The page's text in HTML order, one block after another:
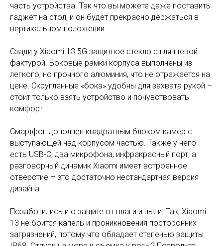
часть устройства. Так что вы можете даже поставить
гаджет на стол, и он будет прекрасно держаться в
вертикальном положении.
Сзади у Xiaomi 13 5G защитное стекло с глянцевой
фактурой. Боковые рамки корпуса выполнены из
легкого, но прочного алюминия, что не отражается на
цене. Скругленные «бока» удобны для захвата рукой –
стоит только взять устройство и почувствовать
комфорт.
Смартфон дополнен квадратным блоком камер с
выступающей над корпусом частью. Также у него
есть USB-C, два микрофона, инфракрасный порт, а
разговорный динамик Xiaomi имеет встроенное
отверстие – это достаточно нестандартная версия
дизайна.
Позаботились и о защите от влаги и пыли. Так, Xiaomi
13 не боится капель и проникновения посторонних
загрязнений, потому что обладает степенью защиты